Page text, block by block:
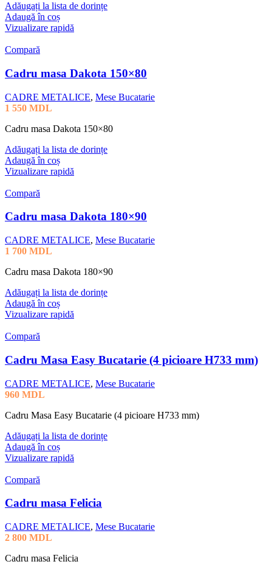
Adăugați la lista de dorințe
Adaugă în coș
Vizualizare rapidă
Compară
Cadru masa Dakota 150×80
CADRE METALICE, Mese Bucatarie
1 550 MDL
Cadru masa Dakota 150×80
Adăugați la lista de dorințe
Adaugă în coș
Vizualizare rapidă
Compară
Cadru masa Dakota 180×90
CADRE METALICE, Mese Bucatarie
1 700 MDL
Cadru masa Dakota 180×90
Adăugați la lista de dorințe
Adaugă în coș
Vizualizare rapidă
Compară
Cadru Masa Easy Bucatarie (4 picioare H733 mm)
CADRE METALICE, Mese Bucatarie
960 MDL
Cadru Masa Easy Bucatarie (4 picioare H733 mm)
Adăugați la lista de dorințe
Adaugă în coș
Vizualizare rapidă
Compară
Cadru masa Felicia
CADRE METALICE, Mese Bucatarie
2 800 MDL
Cadru masa Felicia